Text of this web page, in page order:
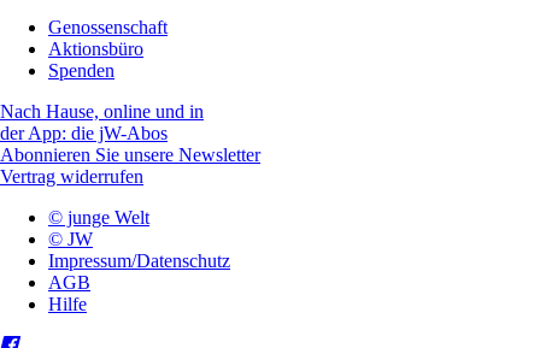
Genossenschaft
Aktionsbüro
Spenden
Nach Hause, online und in
der App: die jW-Abos
Abonnieren Sie unsere Newsletter
Vertrag widerrufen
© junge Welt
© JW
Impressum/Datenschutz
AGB
Hilfe